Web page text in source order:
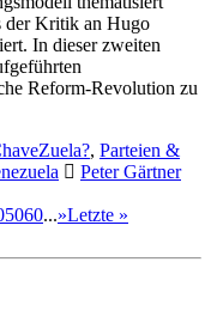
der Kritik an Hugo
In dieser zweiten
Reform-Revolution zu
, Parteien &
Peter Gärtner
5060...»Letzte »